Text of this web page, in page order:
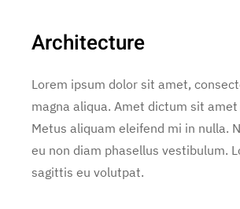
Architecture
Lorem ipsum dolor sit amet,
magna aliqua. Amet dictum sit
Metus aliquam eleifend mi in nulla.
eu non diam phasellus vestibulum.
sagittis eu volutpat.